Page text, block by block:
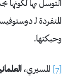
التوسل بها لكونها
المتفردة لـ
وحبكتها.
[7] المسيري،